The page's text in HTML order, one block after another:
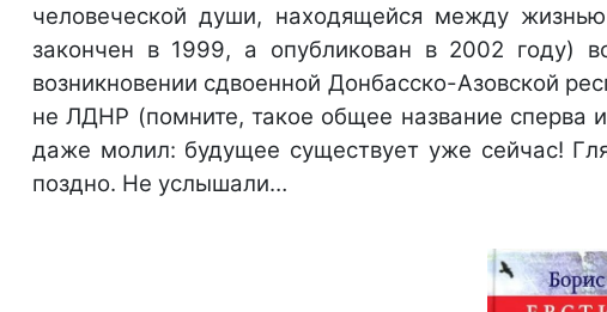
человеческой души, находящейся между
закончен в 1999, а опубликован в 2002 году)
возникновении сдвоенной Донбасско-Азовской
не ЛДНР (помните, такое общее название
даже молил: будущее существует уже сейчас!
поздно. Не услышали…